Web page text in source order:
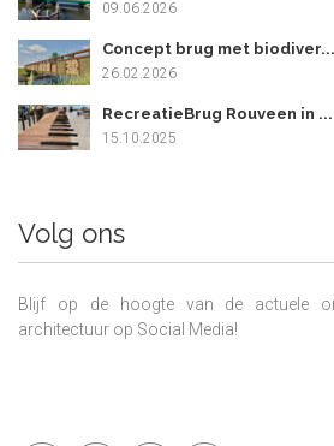
09.06.2026
Concept brug met biodiver...
26.02.2026
RecreatieBrug Rouveen in ...
15.10.2025
Volg ons
Blijf op de hoogte van de actuele
architectuur op Social Media!